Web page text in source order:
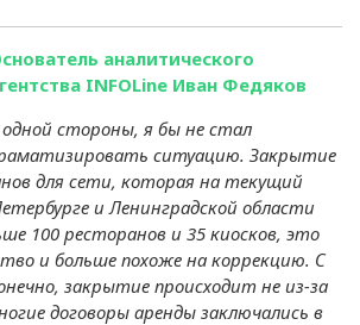
аналитического
INFOLine Иван Федяков
стороны, я бы не стал
ситуацию. Закрытие
для сети, которая на текущий
и Ленинградской области
100 ресторанов и 35 киосков, это
и больше похоже на коррекцию. С
закрытие происходит не из-за
договоры аренды заключались в